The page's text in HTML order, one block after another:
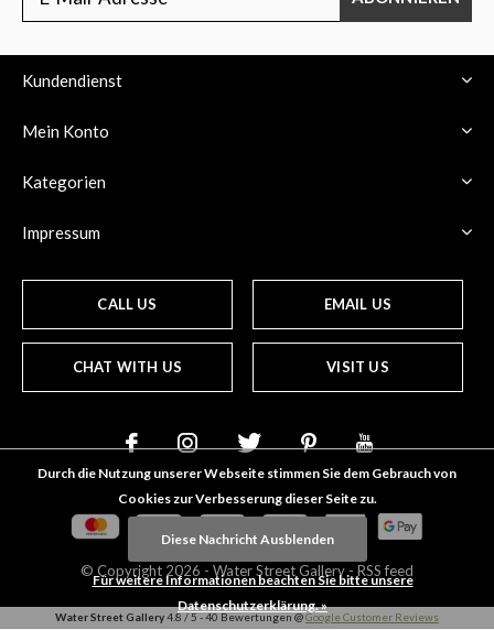
Kundendienst
Mein Konto
Kategorien
Impressum
CALL US EMAIL US
CHAT WITH US VISIT US
© Copyright 2026 - Water Street Gallery- RSS feed
Water Street Gallery4.8 / 5 -40 Bewertungen @Google Customer Reviews
Durch die Nutzung unserer Webseite stimmen Sie dem Gebrauch von
Cookies zur Verbesserung dieser Seite zu.
Diese Nachricht Ausblenden
Für weitere Informationen beachten Sie bitte unsere
Datenschutzerklärung. »